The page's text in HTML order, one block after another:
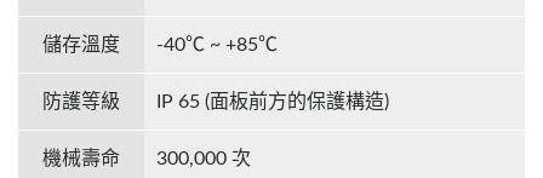
儲存溫度 -40℃ ~ +85℃
防護等級 IP 65 (面板前方的保護構造)
機械壽命 300,000 次